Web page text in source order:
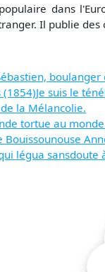
dans
Il publie
(1854)Je suis le
la Mélancolie.
tortue au
Bouissounouse
légua sansdoute